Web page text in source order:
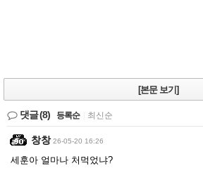
[본문 보기]
댓글(8) 등록순 최신순
창창 26-05-20 16:26
세훈아 얼마나 처먹었냐?